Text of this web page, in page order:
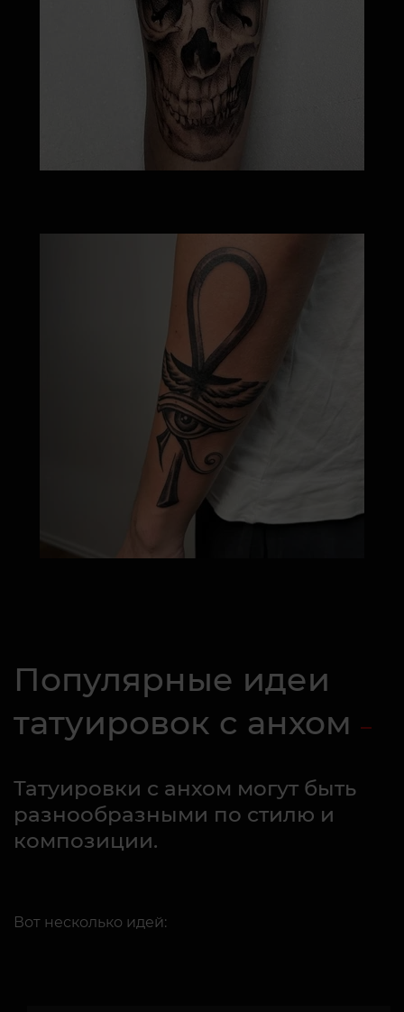
Популярные идеи
татуировок с анхом
Татуировки с анхом могут быть
разнообразными по стилю и
композиции.
Вот несколько идей: